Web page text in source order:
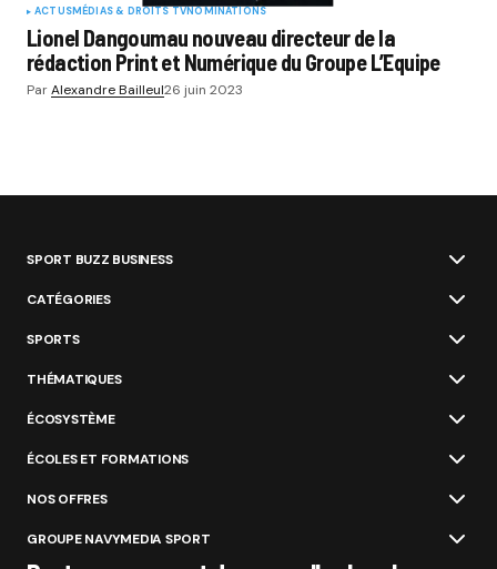
ACTUSMÉDIAS & DROITS TVNOMINATIONS
Lionel Dangoumau nouveau directeur de la
rédaction Print et Numérique du Groupe L’Equipe
ParAlexandre Bailleul26 juin 2023
SPORT BUZZ BUSINESS
CATÉGORIES
SPORTS
THÉMATIQUES
ÉCOSYSTÈME
ÉCOLES ET FORMATIONS
NOS OFFRES
GROUPE NAVYMEDIA SPORT